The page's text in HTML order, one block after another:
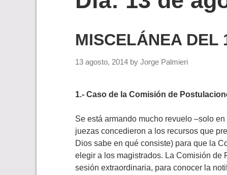
MISCELÁNEA DEL
13 agosto, 2014 by Jorge Palmieri
1.- Caso de la Comisión de
Se está armando mucho revuelo –solo
juezas concedieron a los recursos que
Dios sabe en qué consiste) para que la
elegir a los magistrados. La Comisión de
sesión extraordinaria, para conocer la